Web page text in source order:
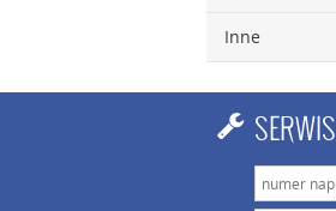
Inne
SERWIS